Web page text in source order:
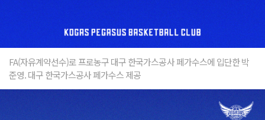
FA(자유계약선수)로 프로농구 대구 한국가스공사 페가수스에 입단한 박
준영. 대구 한국가스공사 페가수스 제공